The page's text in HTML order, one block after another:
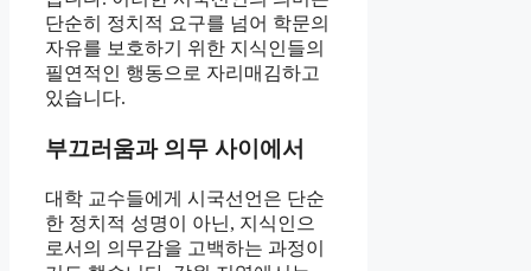
단순히 정치적 요구를 넘어 학문의
자유를 보호하기 위한 지식인들의
필연적인 행동으로 자리매김하고
있습니다.
부끄러움과 의무 사이에서
대학 교수들에게 시국선언은 단순
한 정치적 성명이 아닌, 지식인으
로서의 의무감을 고백하는 과정이